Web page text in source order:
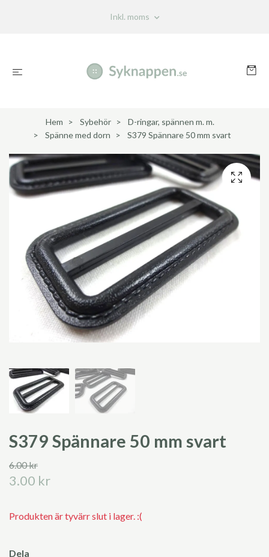
Inkl. moms
Hem Sybehör
D-ringar, spännen m. m.
Spänne med dorn
S379 Spännare 50 mm svart
S379 Spännare 50 mm svart
6.00 kr
3.00 kr
Produkten är tyvärr slut i lager. :(
Dela